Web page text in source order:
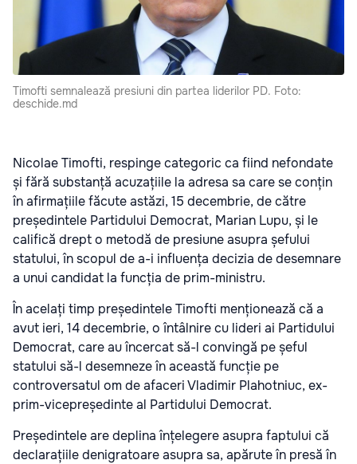
Timofti semnalează presiuni din partea liderilor PD. Foto:
deschide.md
Nicolae Timofti, respinge categoric ca fiind nefondate
și fără substanță acuzațiile la adresa sa care se conțin
înafirmațiile făcute astăzi, 15 decembrie, de către
președintele Partidului Democrat, Marian Lupu, și le
califică drept o metodă de presiune asupra șefului
statului, în scopul de a-i influența decizia de desemnare
a unui candidat la funcția de prim-ministru.
În acelați timp președintele Timofti menționează că a
avut ieri, 14 decembrie, o întâlnire cu lideri ai Partidului
Democrat, care au încercat să-l convingă pe șeful
statului să-l desemneze în această funcție pe
controversatul om de afaceri Vladimir Plahotniuc, ex-
prim-vicepreședinte al Partidului Democrat.
Președintele are deplina înțelegere asupra faptului că
declarațiile denigratoare asupra sa, apărute în presă în